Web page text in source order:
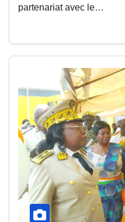
partenariat avec le…